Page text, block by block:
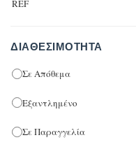
REF
ΔΙΑΘΕΣΙΜΌΤΗΤΑ
Σε Απόθεμα
Εξαντλημένο
Σε Παραγγελία